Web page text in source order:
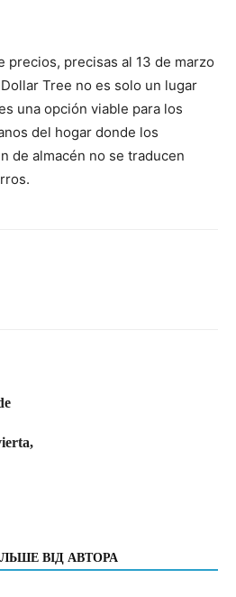
precios, precisas al 13 de marzo
Tree no es solo un lugar
una opción viable para los
del hogar donde los
de almacén no se traducen
ВІД АВТОРА